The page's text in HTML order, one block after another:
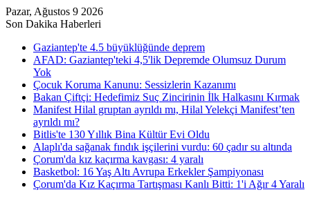
Pazar, Ağustos 9 2026
Son Dakika Haberleri
Gaziantep'te 4.5 büyüklüğünde deprem
AFAD: Gaziantep'teki 4,5'lik Depremde Olumsuz Durum
Yok
Çocuk Koruma Kanunu: Sessizlerin Kazanımı
Bakan Çiftçi: Hedefimiz Suç Zincirinin İlk Halkasını Kırmak
Manifest Hilal gruptan ayrıldı mı, Hilal Yelekçi Manifest’ten
ayrıldı mı?
Bitlis'te 130 Yıllık Bina Kültür Evi Oldu
Alaplı'da sağanak fındık işçilerini vurdu: 60 çadır su altında
Çorum'da kız kaçırma kavgası: 4 yaralı
Basketbol: 16 Yaş Altı Avrupa Erkekler Şampiyonası
Çorum'da Kız Kaçırma Tartışması Kanlı Bitti: 1'i Ağır 4 Yaralı